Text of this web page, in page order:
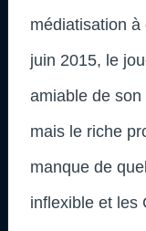
médiatisation
juin 2015, le
amiable de
mais le riche
manque de
inflexible et les